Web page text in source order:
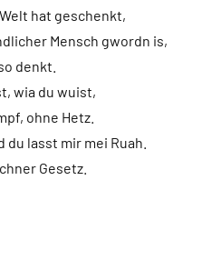
hat geschenkt,
Mensch gwordn is,
denkt.
wia du wuist,
ohne Hetz.
du lasst mir mei Ruah.
Gesetz.